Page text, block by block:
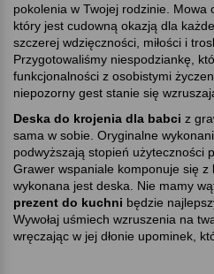
pokolenia w Twojej rodzinie. Mowa
który jest cudowną okazją dla
szczerej wdzięczności, miłości i
Przygotowaliśmy niespodziankę,
funkcjonalności z osobistymi
niepozorny gest stanie się
Deska do krojenia dla babci z
sama w sobie. Oryginalne
podwyższają stopień użyteczności
Grawer wspaniale komponuje się
wykonana jest deska. Nie mamy
prezent do kuchni będzie
Wywołaj uśmiech wzruszenia na
wręczając w jej dłonie upominek,